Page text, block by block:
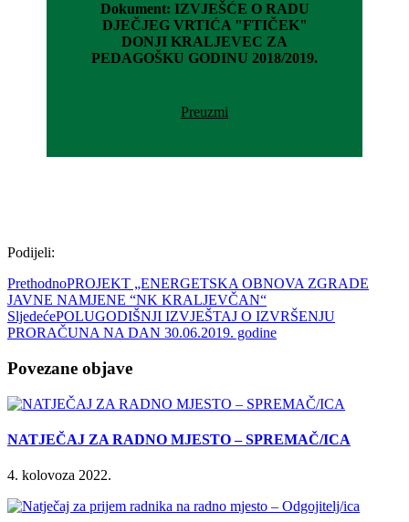
Dokument: IZVJEŠĆE O RADU
DJEČJEG VRTIĆA "FTIČEK"
DONJI KRALJEVEC ZA
PEDAGOŠKU GODINU 2018/2019.
Preuzmi
Podijeli:
PrethodnoPROJEKT „ENERGETSKA OBNOVA ZGRADE
JAVNE NAMJENE “NK KRALJEVČAN“
SljedećePOLUGODIŠNJI IZVJEŠTAJ O IZVRŠENJU
PRORAČUNA NA DAN 30.06.2019. godine
Povezane objave
NATJEČAJ ZA RADNO MJESTO – SPREMAČ/ICA
4. kolovoza 2022.